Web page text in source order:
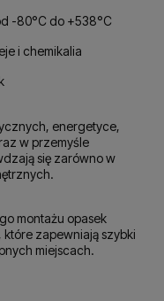
-80°C do +538°C
i chemikalia
energetyce,
w przemyśle
się zarówno w
montażu opasek
, które zapewniają szybki
miejscach.